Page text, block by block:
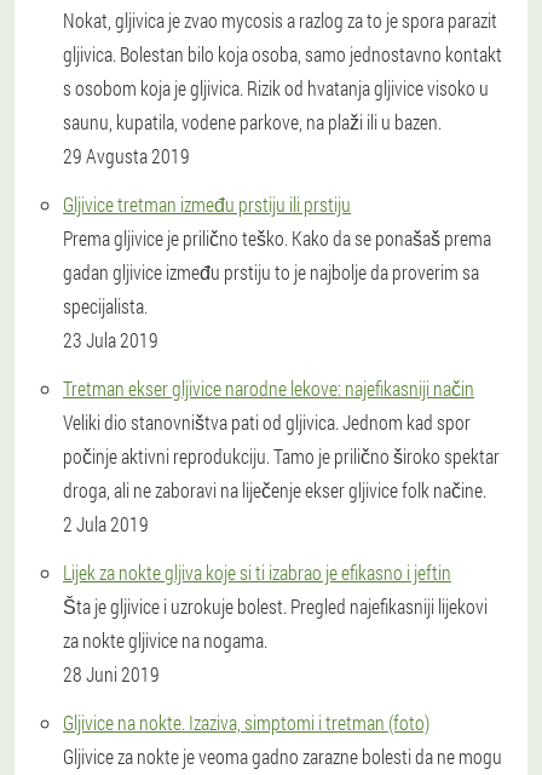
Nokat, gljivica je zvao mycosis a razlog za to je spora parazit
gljivica. Bolestan bilo koja osoba, samo jednostavno kontakt
s osobom koja je gljivica. Rizik od hvatanja gljivice visoko u
saunu, kupatila, vodene parkove, na plaži ili u bazen.
29 Avgusta 2019
Gljivice tretman između prstiju ili prstiju
Prema gljivice je prilično teško. Kako da se ponašaš prema
gadan gljivice između prstiju to je najbolje da proverim sa
specijalista.
23 Jula 2019
Tretman ekser gljivice narodne lekove: najefikasniji način
Veliki dio stanovništva pati od gljivica. Jednom kad spor
počinje aktivni reprodukciju. Tamo je prilično široko spektar
droga, ali ne zaboravi na liječenje ekser gljivice folk načine.
2 Jula 2019
Lijek za nokte gljiva koje si ti izabrao je efikasno i jeftin
Šta je gljivice i uzrokuje bolest. Pregled najefikasniji lijekovi
za nokte gljivice na nogama.
28 Juni 2019
Gljivice na nokte. Izaziva, simptomi i tretman (foto)
Gljivice za nokte je veoma gadno zarazne bolesti da ne mogu